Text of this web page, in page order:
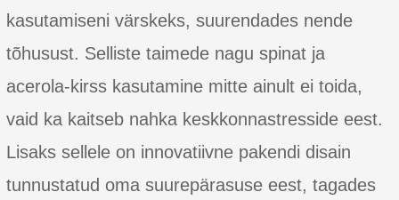
kasutamiseni värskeks, suurendades nende
tõhusust. Selliste taimede nagu spinat ja
acerola-kirss kasutamine mitte ainult ei toida,
vaid ka kaitseb nahka keskkonnastresside eest.
Lisaks sellele on innovatiivne pakendi disain
tunnustatud oma suurepärasuse eest, tagades